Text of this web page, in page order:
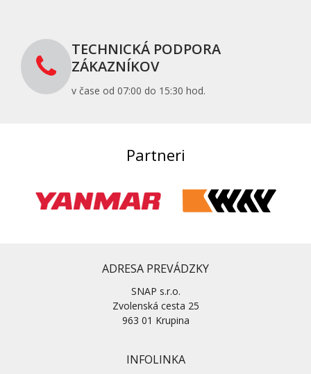
TECHNICKÁ PODPORA
ZÁKAZNÍKOV
v čase od 07:00 do 15:30 hod.
Partneri
ADRESA PREVÁDZKY
SNAP s.r.o.
Zvolenská cesta 25
963 01 Krupina
INFOLINKA